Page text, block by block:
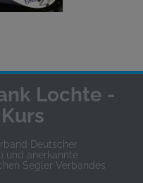
Lochte -
Deutscher
und anerkannte
Segler Verbandes